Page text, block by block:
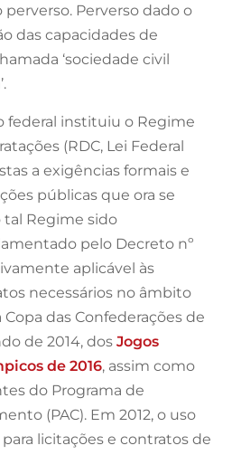
Perverso dado o
das capacidades de
‘sociedade civil
federal instituiu o Regime
(RDC, Lei Federal
a exigências formais e
públicas que ora se
Regime sido
pelo Decreto nº
aplicável às
necessários no âmbito
das Confederações de
de 2014, dos Jogos
de 2016, assim como
do Programa de
(PAC). Em 2012, o uso
licitações e contratos de